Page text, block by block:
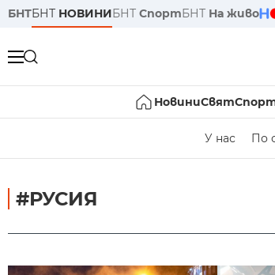
БНТБНТ НОВИНИБНТ СпортБНТ На живо
НовиниСвят
У нас По
#РУСИЯ